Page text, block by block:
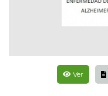
Ver